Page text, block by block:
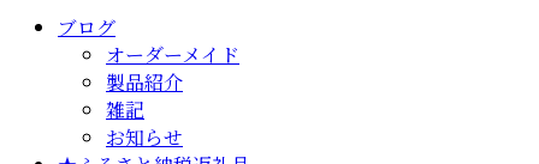
ブログ
オーダーメイド
製品紹介
雑記
お知らせ